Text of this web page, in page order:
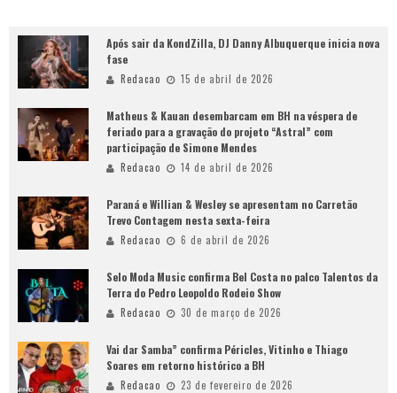
Após sair da KondZilla, DJ Danny Albuquerque inicia nova
fase
Redacao 15 de abril de 2026
Matheus & Kauan desembarcam em BH na véspera de
feriado para a gravação do projeto “Astral” com
participação de Simone Mendes
Redacao 14 de abril de 2026
Paraná e Willian & Wesley se apresentam no Carretão
Trevo Contagem nesta sexta-feira
Redacao 6 de abril de 2026
Selo Moda Music confirma Bel Costa no palco Talentos da
Terra do Pedro Leopoldo Rodeio Show
Redacao 30 de março de 2026
Vai dar Samba” confirma Péricles, Vitinho e Thiago
Soares em retorno histórico a BH
Redacao 23 de fevereiro de 2026